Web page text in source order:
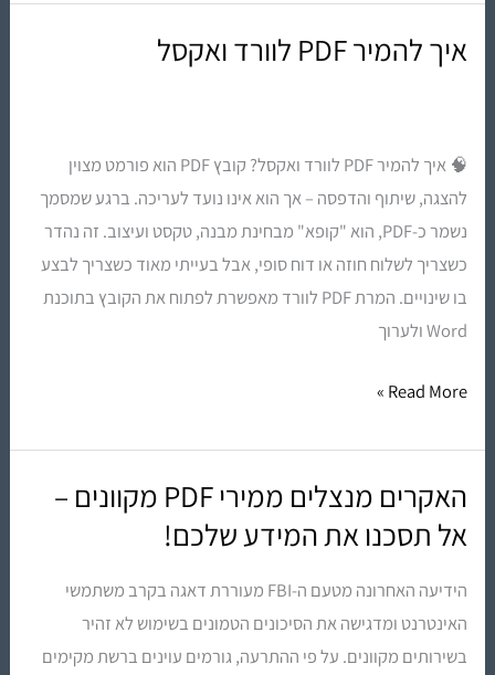
איך להמיר PDF לוורד ואקסל
🧠 איך להמיר PDF לוורד ואקסל? קובץ PDF הוא פורמט מצוין
להצגה, שיתוף והדפסה – אך הוא אינו נועד לעריכה. ברגע שמסמך
נשמר כ-PDF, הוא "קופא" מבחינת מבנה, טקסט ועיצוב. זה נהדר
כשצריך לשלוח חוזה או דוח סופי, אבל בעייתי מאוד כשצריך לבצע
בו שינויים. המרת PDF לוורד מאפשרת לפתוח את הקובץ בתוכנת
Word ולערוך
איך
ואקסל
Read More »
האקרים מנצלים ממירי PDF מקוונים –
אל תסכנו את המידע שלכם!
הידיעה האחרונה מטעם ה-FBI מעוררת דאגה בקרב משתמשי
האינטרנט ומדגישה את הסיכונים הטמונים בשימוש לא זהיר
בשירותים מקוונים. על פי ההתרעה, גורמים עוינים ברשת מקימים
האקרים
מנצלים
PDF
מקוונים
–